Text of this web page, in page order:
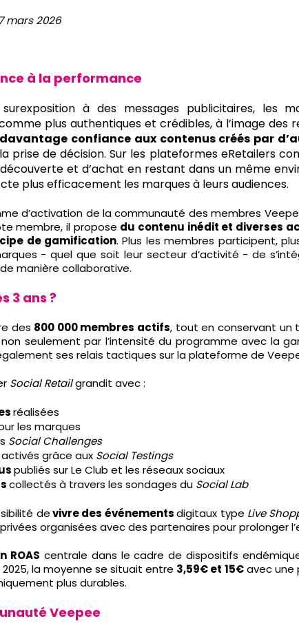
mars2026
à la performance
à des messages publicitaires, les
plus authentiques et crédibles, à l’image des
confiance aux contenus créés par
prise de décision. Sur les plateformes eRetailers
et d’achat en restant dans un même
plus efficacement les marques à leurs audiences.
d’activation de la communauté des membres
membre, il propose du contenu inédit et diverses
de gamification. Plus les membres participent,
- quel que soit leur secteur d’activité - de
manière collaborative.
3 ans ?
des 800 000 membres actifs, tout en conservant un
non seulement par l’intensité du programme avec la
ses relais tactiques sur la plateforme de
Social Retailgrandit avec :
réalisées
les marques
Social Challenges
activés grâce aux Social Testings
publiés sur Le Club et les réseaux sociaux
collectés à travers les sondages du Social Lab
devivre des événementsdigitaux type Live
organisées avec des partenaires pour prolonger
ROAS centrale dans le cadre de dispositifs
2025, la moyenne se situait entre 3,59€ et 15€avec une
plus durables.
Veepee